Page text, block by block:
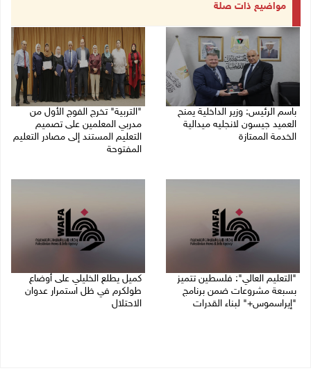
مواضيع ذات صلة
باسم الرئيس: وزير الداخلية يمنح
العميد جيسون لانجليه ميدالية
الخدمة الممتازة
"التربية" تخرج الفوج الأول من
مدربي المعلمين على تصميم
التعليم المستند إلى مصادر التعليم
المفتوحة
"التعليم العالي": فلسطين تتميز
بسبعة مشروعات ضمن برنامج
"إيراسموس+" لبناء القدرات
كميل يطلع الخليلي على أوضاع
طولكرم في ظل استمرار عدوان
الاحتلال